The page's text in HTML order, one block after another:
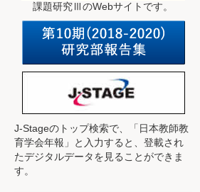
課題研究ⅢのWebサイトです。
J-Stageのトップ検索で、
「日本教師教
育学会年報」と入力すると、登載され
たデジタルデータを見ることができま
す。